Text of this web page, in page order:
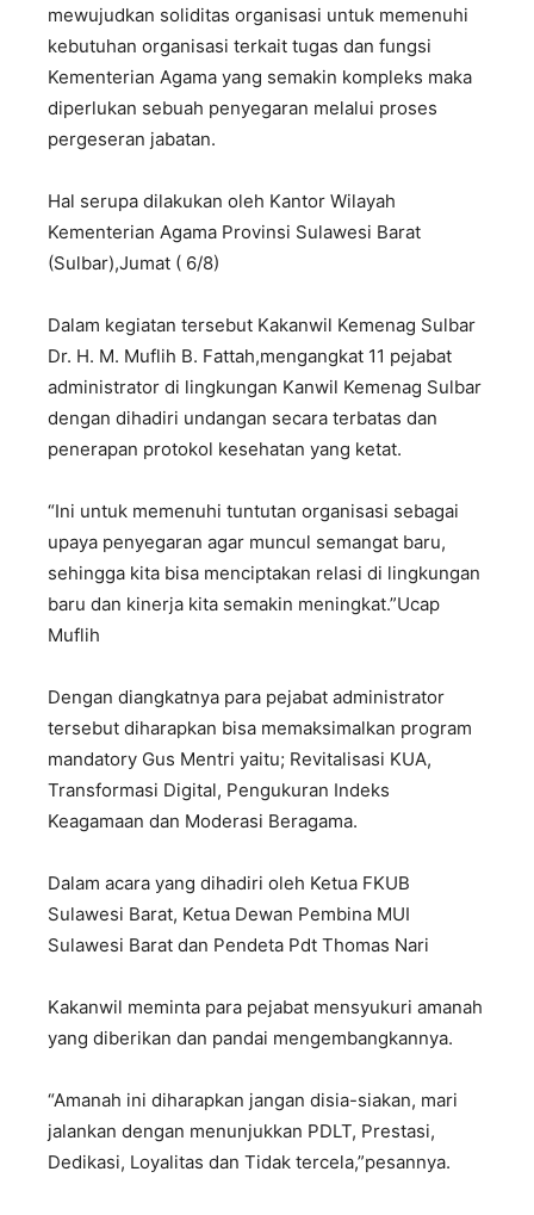
mewujudkan soliditas organisasi untuk memenuhi
kebutuhan organisasi terkait tugas dan fungsi
Kementerian Agama yang semakin kompleks maka
diperlukan sebuah penyegaran melalui proses
pergeseran jabatan.
Hal serupa dilakukan oleh Kantor Wilayah
Kementerian Agama Provinsi Sulawesi Barat
(Sulbar),Jumat ( 6/8)
Dalam kegiatan tersebut Kakanwil Kemenag Sulbar
Dr. H. M. Muflih B. Fattah,mengangkat 11 pejabat
administrator di lingkungan Kanwil Kemenag Sulbar
dengan dihadiri undangan secara terbatas dan
penerapan protokol kesehatan yang ketat.
“Ini untuk memenuhi tuntutan organisasi sebagai
upaya penyegaran agar muncul semangat baru,
sehingga kita bisa menciptakan relasi di lingkungan
baru dan kinerja kita semakin meningkat.”Ucap
Muflih
Dengan diangkatnya para pejabat administrator
tersebut diharapkan bisa memaksimalkan program
mandatory Gus Mentri yaitu; Revitalisasi KUA,
Transformasi Digital, Pengukuran Indeks
Keagamaan dan Moderasi Beragama.
Dalam acara yang dihadiri oleh Ketua FKUB
Sulawesi Barat, Ketua Dewan Pembina MUI
Sulawesi Barat dan Pendeta Pdt Thomas Nari
Kakanwil meminta para pejabat mensyukuri amanah
yang diberikan dan pandai mengembangkannya.
“Amanah ini diharapkan jangan disia-siakan, mari
jalankan dengan menunjukkan PDLT, Prestasi,
Dedikasi, Loyalitas dan Tidak tercela,”pesannya.